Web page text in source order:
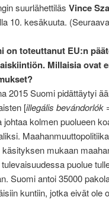
suurlähettiläs Vince
10. kesäkuuta.
on toteuttanut EU:n
Millaisia ovat
2015 Suomi pidättäytyi
[illegális bevándorlók
johtaa kolmen puolueen
käsityksen mukaan
puolue
Suomi antoi 35000
kuntiin, jotka eivät ole